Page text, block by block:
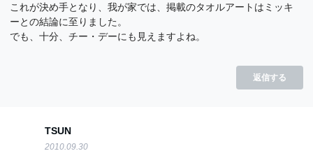
これが決め手となり、我が家では、掲載のタオルアートはミッキ
ーとの結論に至りました。
でも、十分、チー・デーにも見えますよね。
返信する
TSUN
2010.09.30